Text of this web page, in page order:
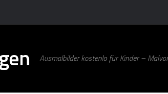
Ausmalbilder kostenlo für Kinder –